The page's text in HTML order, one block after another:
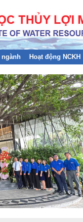
ngành Hoạt động NCKH